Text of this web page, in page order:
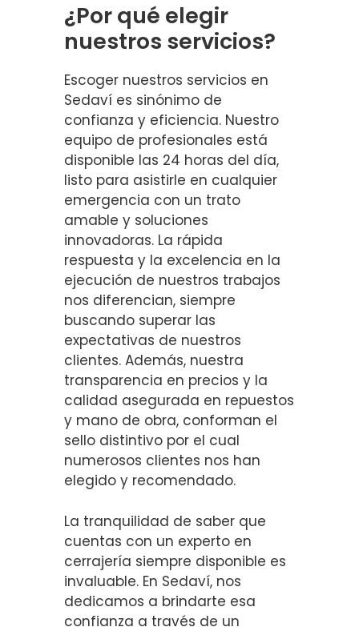
¿Por qué elegir
nuestros servicios?
Escoger nuestros servicios en
Sedaví es sinónimo de
confianza y eficiencia. Nuestro
equipo de profesionales está
disponible las 24 horas del día,
listo para asistirle en cualquier
emergencia con un trato
amable y soluciones
innovadoras. La rápida
respuesta y la excelencia en la
ejecución de nuestros trabajos
nos diferencian, siempre
buscando superar las
expectativas de nuestros
clientes. Además, nuestra
transparencia en precios y la
calidad asegurada en repuestos
y mano de obra, conforman el
sello distintivo por el cual
numerosos clientes nos han
elegido y recomendado.
La tranquilidad de saber que
cuentas con un experto en
cerrajería siempre disponible es
invaluable. En Sedaví, nos
dedicamos a brindarte esa
confianza a través de un